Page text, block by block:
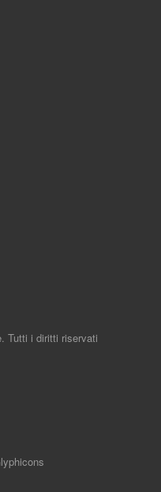
Tutti i diritti riservati